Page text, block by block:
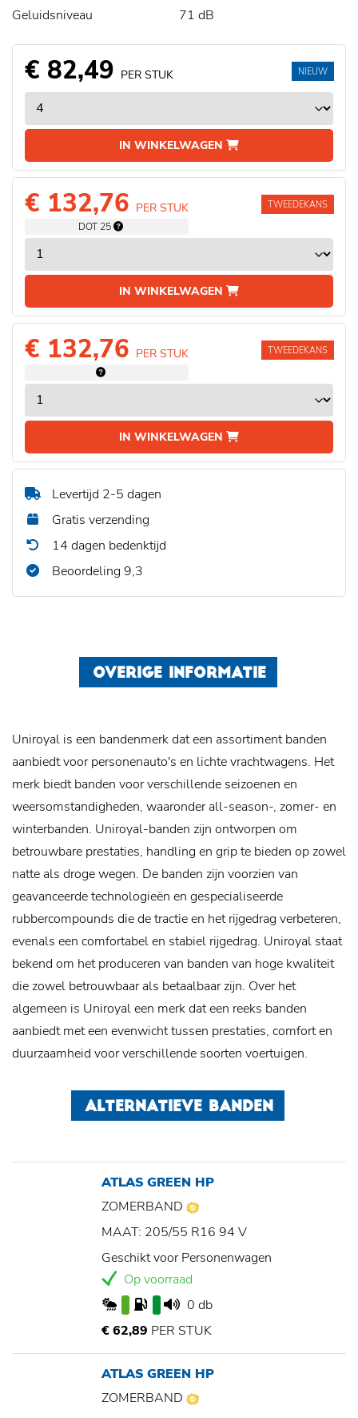
Geluidsniveau
71 dB
€ 82,49 PER STUK
IN WINKELWAGEN
NIEUW
€ 132,76 PER STUK
DOT 25
IN WINKELWAGEN
TWEEDEKANS
€ 132,76 PER STUK
IN WINKELWAGEN
TWEEDEKANS
Levertijd 2-5 dagen
Gratis verzending
14 dagen bedenktijd
Beoordeling 9,3
OVERIGE INFORMATIE
Uniroyal is een bandenmerk dat een assortiment banden
aanbiedt voor personenauto's en lichte vrachtwagens. Het
merk biedt banden voor verschillende seizoenen en
weersomstandigheden, waaronder all-season-, zomer- en
winterbanden. Uniroyal-banden zijn ontworpen om
betrouwbare prestaties, handling en grip te bieden op zowel
natte als droge wegen. De banden zijn voorzien van
geavanceerde technologieën en gespecialiseerde
rubbercompounds die de tractie en het rijgedrag verbeteren,
evenals een comfortabel en stabiel rijgedrag. Uniroyal staat
bekend om het produceren van banden van hoge kwaliteit
die zowel betrouwbaar als betaalbaar zijn. Over het
algemeen is Uniroyal een merk dat een reeks banden
aanbiedt met een evenwicht tussen prestaties, comfort en
duurzaamheid voor verschillende soorten voertuigen.
ALTERNATIEVE BANDEN
ATLAS GREEN HP
ZOMERBAND
MAAT: 205/55 R16 94 V
Geschikt voor Personenwagen
Op voorraad
0 db
€ 62,89 PER STUK
ATLAS GREEN HP
ZOMERBAND